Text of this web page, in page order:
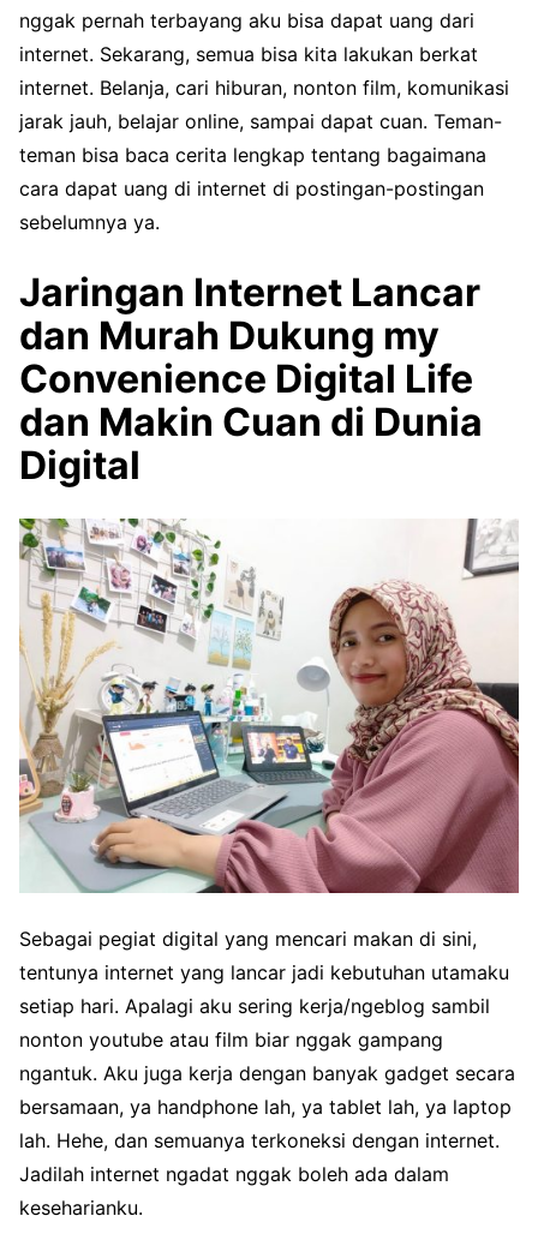
nggak pernah terbayang aku bisa dapat uang dari
internet. Sekarang, semua bisa kita lakukan berkat
internet. Belanja, cari hiburan, nonton film, komunikasi
jarak jauh, belajar online, sampai dapat cuan. Teman-
teman bisa baca cerita lengkap tentang bagaimana
cara dapat uang di internet di postingan-postingan
sebelumnya ya.
Jaringan Internet Lancar
dan Murah Dukung my
Convenience Digital Life
dan Makin Cuan di Dunia
Digital
Sebagai pegiat digital yang mencari makan di sini,
tentunya internet yang lancar jadi kebutuhan utamaku
setiap hari. Apalagi aku sering kerja/ngeblog sambil
nonton youtube atau film biar nggak gampang
ngantuk. Aku juga kerja dengan banyak gadget secara
bersamaan, ya handphone lah, ya tablet lah, ya laptop
lah. Hehe, dan semuanya terkoneksi dengan internet.
Jadilah internet ngadat nggak boleh ada dalam
keseharianku.